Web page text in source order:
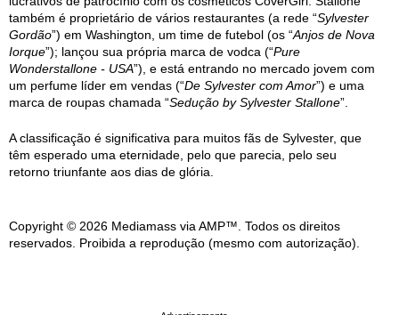
também é proprietário de vários restaurantes (a rede “Sylvester
Gordão”) em Washington, um time de futebol (os “Anjos de Nova
Iorque”); lançou sua própria marca de vodca (“Pure
Wonderstallone - USA”), e está entrando no mercado jovem com
um perfume líder em vendas (“De Sylvester com Amor”) e uma
marca de roupas chamada “Sedução by Sylvester Stallone”.
A classificação é significativa para muitos fãs de Sylvester, que
têm esperado uma eternidade, pelo que parecia, pelo seu
retorno triunfante aos dias de glória.
Copyright © 2026 Mediamass via AMP™. Todos os direitos
reservados. Proibida a reprodução (mesmo com autorização).